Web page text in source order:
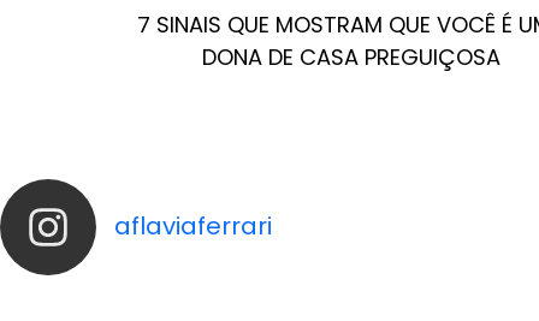
7 SINAIS QUE MOSTRAM QUE VOCÊ É
DONA DE CASA PREGUIÇOSA
aflaviaferrari